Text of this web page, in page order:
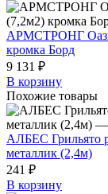
АРМСТРОНГ
кромка Борд
9 131 ₽
В корзину
Похожие товары
АЛБЕС Грильято
металлик (2,4м)
241 ₽
В корзину